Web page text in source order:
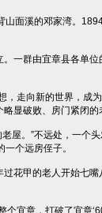
面溪的邓家湾。
群由宜章县各单位
走向新的世界，成为
显破败、房门紧闭的
屋。”不远处，一个
个远房侄子。
甲的老人开始七嘴
章，打破了宜章